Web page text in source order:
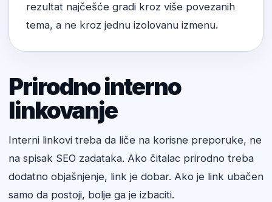
rezultat najčešće gradi kroz više povezanih
tema, a ne kroz jednu izolovanu izmenu.
Prirodno interno
linkovanje
Interni linkovi treba da liče na korisne preporuke, ne
na spisak SEO zadataka. Ako čitalac prirodno treba
dodatno objašnjenje, link je dobar. Ako je link ubačen
samo da postoji, bolje ga je izbaciti.